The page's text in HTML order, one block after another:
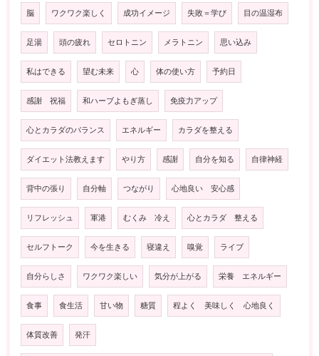
脳 ワクワク楽しく 成功イメージ 失敗＝学び 目の温湿布
足湯 頭の疲れ セロトニン メラトニン 思い込み
私はできる 望む未来 心 体の使い方 予約日
感謝 祝福 和ハーブよもぎ蒸し 免疫力アップ
心とカラダのバランス エネルギー カラダを整える
ダイエット法教えます やり方 感謝 自分を知る 自律神経
背中の張り 自分軸 つながり 心地良い 安心感
リフレッシュ 軍港 むくみ 冷え 心とカラダ 整える
セルフトーク 今を生きる 寝違え 嗅覚 ライブ
自分らしさ ワクワク楽しい 気分が上がる 栄養 エネルギー
食事 食生活 甘い物 糖質 程よく 美味しく 心地良く
体質改善 発汗